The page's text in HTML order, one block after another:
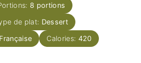
8 portions
de plat: Dessert
Française Calories: 420